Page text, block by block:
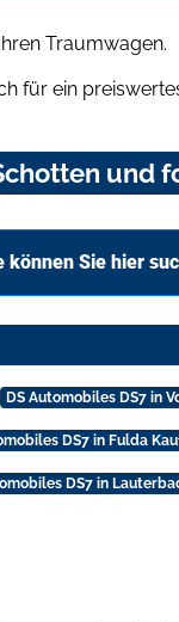
Traumwagen.
für ein
und
können Sie hier
DS Automobiles DS7 in
DS7 in Fulda
DS7 in